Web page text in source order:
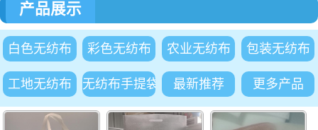
产品展示
白色无纺布 彩色无纺布 农业无纺布 包装无纺布
工地无纺布 无纺布手提袋 最新推荐 更多产品